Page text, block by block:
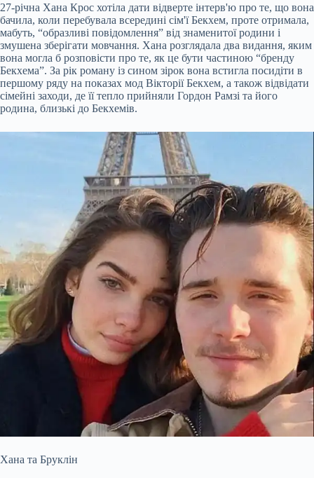
27-річна Хана Крос хотіла дати відверте інтерв'ю про те, що вона
бачила, коли перебувала всередині сім'їБекхем, проте отримала,
мабуть, “образливі повідомлення” від знаменитої родини і
змушена зберігати мовчання. Хана розглядала два видання, яким
вона могла б розповісти про те, як це бути частиною “бренду
Бекхема”. За рік роману із сином зірок вона встигла посидіти в
першому ряду на показах мод Вікторії Бекхем, а також відвідати
сімейні заходи, де її тепло прийняли Гордон Рамзі та його
родина, близькі до Бекхемів.
Хана та Бруклін